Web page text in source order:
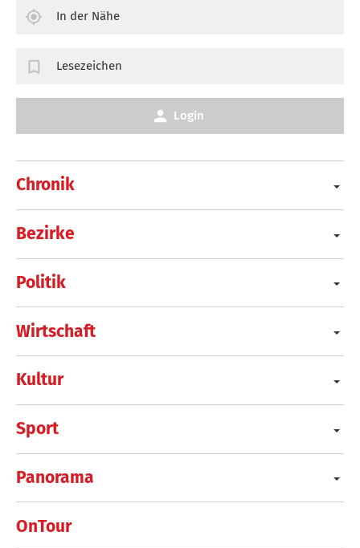
Chronik
Bezirke
Politik
Wirtschaft
Kultur
Sport
Panorama
OnTour
In der Nähe
Lesezeichen
Login